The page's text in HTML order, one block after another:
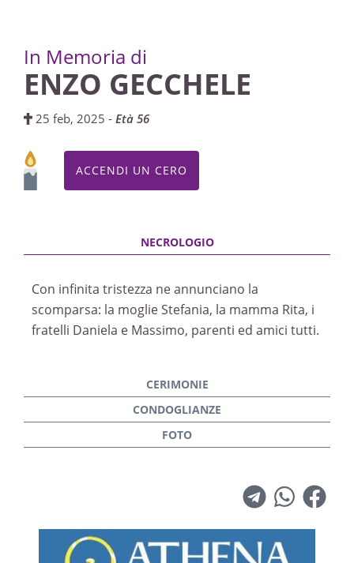
In Memoria di
ENZO GECCHELE
25 feb, 2025 -Età 56
ACCENDI UN CERO
Con infinita tristezza ne annunciano la
scomparsa: la moglie Stefania, la mamma Rita, i
fratelli Daniela e Massimo, parenti ed amici tutti.